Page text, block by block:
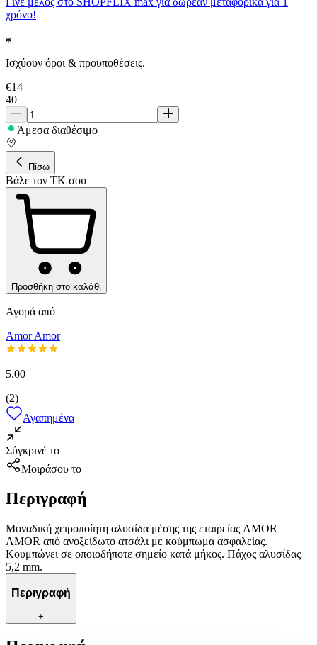
χρόνο!
Ισχύουν όροι & προϋποθέσεις.
€14
40
Άμεσα διαθέσιμο
Πίσω
Βάλε τον ΤΚ σου
Προσθήκη στο καλάθι
Αγορά από
Amor Amor
5.00
(2)
Αγαπημένα
Σύγκρινέ το
Μοιράσου το
Περιγραφή
Μοναδική χειροποίητη αλυσίδα μέσης της εταιρείας AMOR
AMOR από ανοξείδωτο ατσάλι με κούμπωμα ασφαλείας.
Κουμπώνει σε οποιοδήποτε σημείο κατά μήκος. Πάχος αλυσίδας
5,2 mm.
Περιγραφή
+